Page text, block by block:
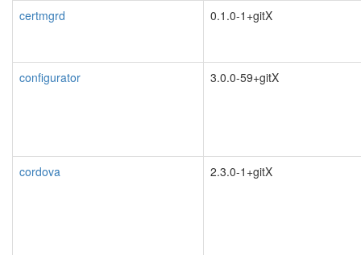
certmgrd 0.1.0-1+gitX
configurator 3.0.0-59+gitX
cordova 2.3.0-1+gitX